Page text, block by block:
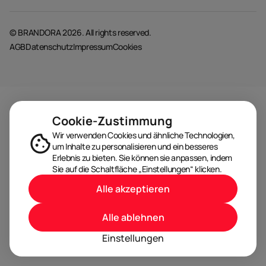
© BRANDORA 2026. All rights reserved.
AGBDatenschutzImpressumCookies
Cookie-Zustimmung
Wir verwenden Cookies und ähnliche Technologien,
um Inhalte zu personalisieren und ein besseres
Erlebnis zu bieten. Sie können sie anpassen, indem
Sie auf die Schaltfläche „Einstellungen“ klicken.
Einstellungen
Alle ablehnen
Alle akzeptieren